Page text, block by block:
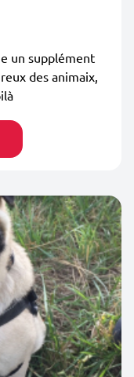
un supplément
des animaix,